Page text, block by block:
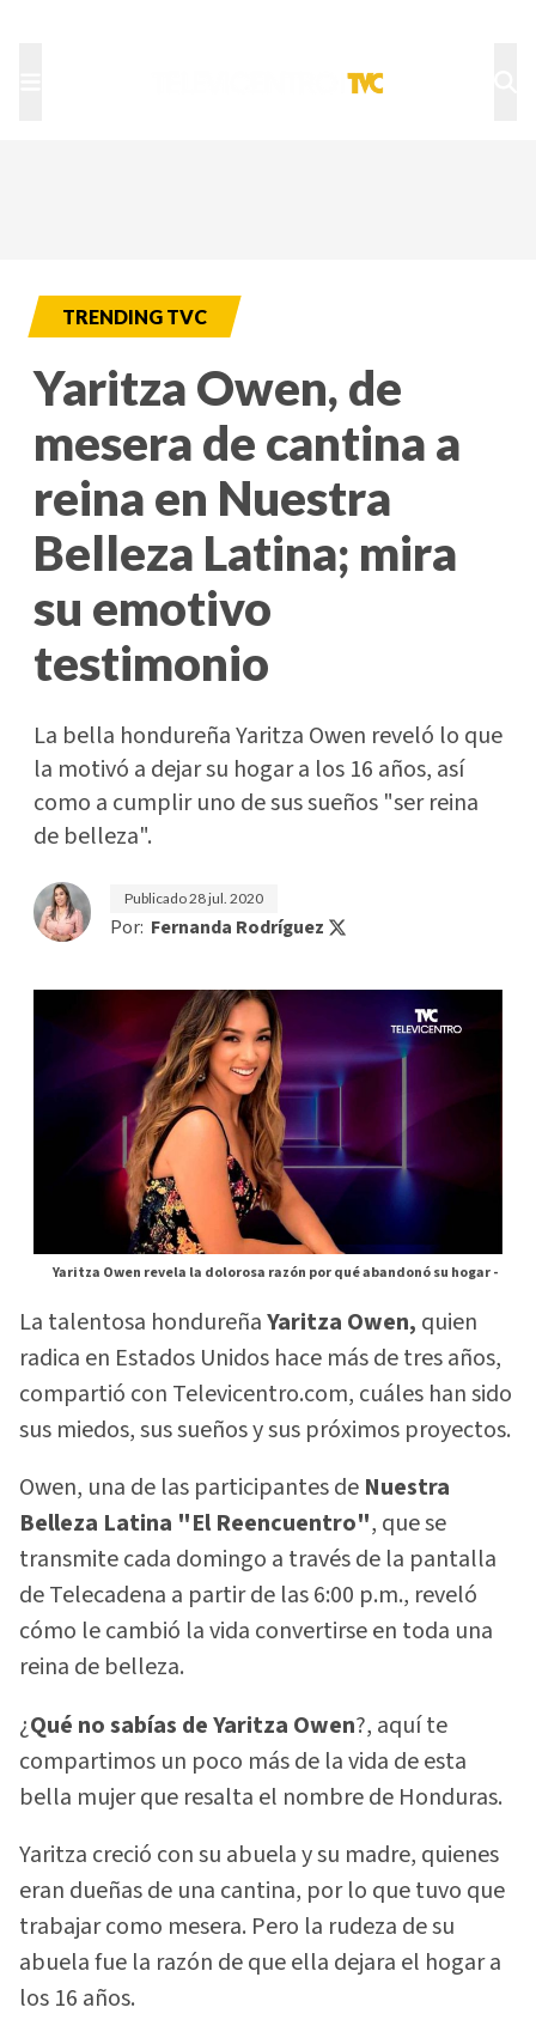
TRENDING TVC
Yaritza Owen, de
mesera de cantina a
reina en Nuestra
Belleza Latina; mira
su emotivo
testimonio
La bella hondureña Yaritza Owen reveló lo que
la motivó a dejar su hogar a los 16 años, así
como a cumplir uno de sus sueños "ser reina
de belleza".
Publicado28 jul. 2020
Por: Fernanda Rodríguez
Yaritza Owen revela la dolorosa razón por qué abandonó su hogar -
La talentosa hondureñaYaritza Owen, quien
radica en Estados Unidos hace más de tres años,
compartió con Televicentro.com, cuáles han sido
sus miedos, sus sueños y sus próximos proyectos.
Owen, una de las participantes de Nuestra
Belleza Latina "El Reencuentro", que se
transmite cada domingo a través de la pantalla
de Telecadena a partir de las 6:00 p.m., reveló
cómo le cambió la vida convertirse en toda una
reina de belleza.
¿Qué no sabías de Yaritza Owen?, aquí te
compartimos un poco más de la vida de esta
bella mujer que resalta el nombre de Honduras.
Yaritza creció con su abuela y su madre, quienes
eran dueñas de una cantina, por lo que tuvo que
trabajar como mesera. Pero la rudeza de su
abuela fue la razón de que ella dejara el hogar a
los 16 años.